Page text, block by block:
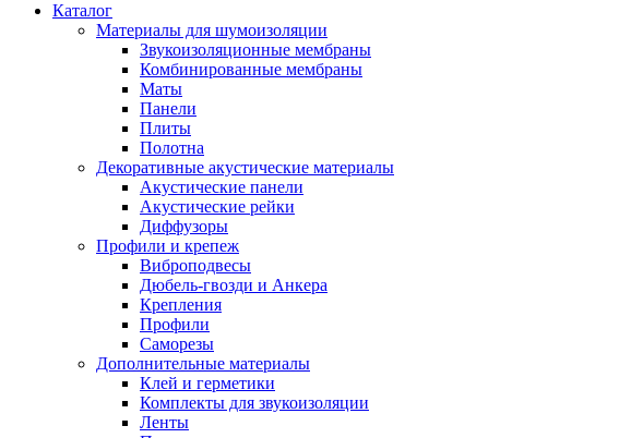
Каталог
Материалы для шумоизоляции
Звукоизоляционные мембраны
Комбинированные мембраны
Маты
Панели
Плиты
Полотна
Декоративные акустические материалы
Акустические панели
Акустические рейки
Диффузоры
Профили и крепеж
Виброподвесы
Дюбель-гвозди и Анкера
Крепления
Профили
Саморезы
Дополнительные материалы
Клей и герметики
Комплекты для звукоизоляции
Ленты